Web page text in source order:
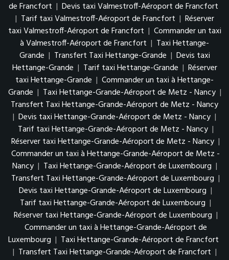
de Francfort | Devis taxi Valmestroff-Aéroport de Francfort
| Tarif taxi Valmestroff-Aéroport de Francfort | Réserver
taxi Valmestroff-Aéroport de Francfort | Commander un taxi
à Valmestroff-Aéroport de Francfort | Taxi Hettange-
Grande | Transfert Taxi Hettange-Grande | Devis taxi
Hettange-Grande | Tarif taxi Hettange-Grande | Réserver
taxi Hettange-Grande | Commander un taxi à Hettange-
Grande | Taxi Hettange-Grande-Aéroport de Metz - Nancy |
Transfert Taxi Hettange-Grande-Aéroport de Metz - Nancy
| Devis taxi Hettange-Grande-Aéroport de Metz - Nancy |
Tarif taxi Hettange-Grande-Aéroport de Metz - Nancy |
Réserver taxi Hettange-Grande-Aéroport de Metz - Nancy |
Commander un taxi à Hettange-Grande-Aéroport de Metz -
Nancy | Taxi Hettange-Grande-Aéroport de Luxembourg |
Transfert Taxi Hettange-Grande-Aéroport de Luxembourg |
Devis taxi Hettange-Grande-Aéroport de Luxembourg |
Tarif taxi Hettange-Grande-Aéroport de Luxembourg |
Réserver taxi Hettange-Grande-Aéroport de Luxembourg |
Commander un taxi à Hettange-Grande-Aéroport de
Luxembourg | Taxi Hettange-Grande-Aéroport de Francfort
| Transfert Taxi Hettange-Grande-Aéroport de Francfort |